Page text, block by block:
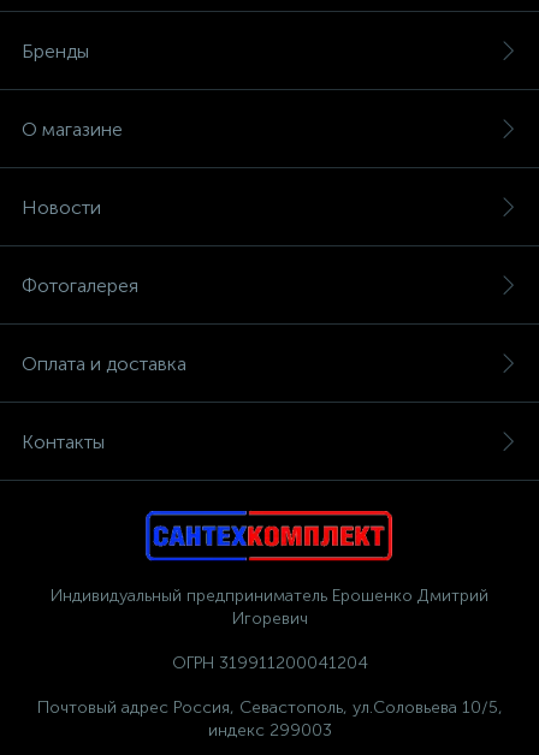
Бренды
О магазине
Новости
Фотогалерея
Оплата и доставка
Контакты
Индивидуальный предприниматель Ерошенко Дмитрий
Игоревич
ОГРН 319911200041204
Почтовый адрес Россия, Севастополь, ул.Соловьева 10/5,
индекс 299003